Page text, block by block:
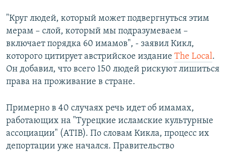
"Круг людей, который может подвергнуться этим
мерам – слой, который мы подразумеваем –
включает порядка 60 имамов", - заявил Кикл,
которого цитирует австрийское издание The Local.
Он добавил, что всего 150 людей рискуют лишиться
права на проживание в стране.
Примерно в 40 случаях речь идет об имамах,
работающих на "Турецкие исламские культурные
ассоциации" (ATIB). По словам Кикла, процесс их
депортации уже начался. Правительство